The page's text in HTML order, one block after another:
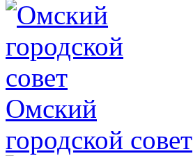
Омский
городской совет